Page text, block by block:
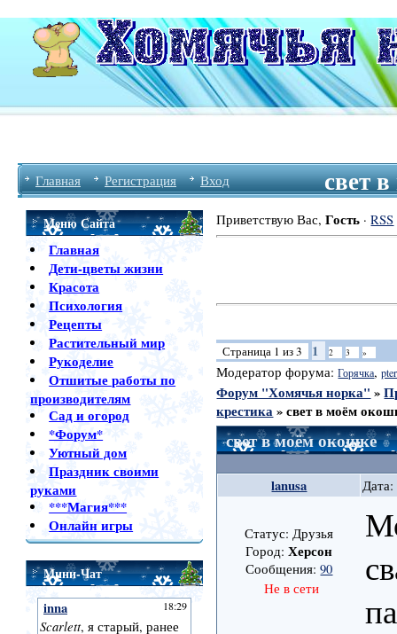
Главная Регистрация Вход свет
Меню Сайта
Главная
Дети-цветы жизни
Красота
Психология
Рецепты
Растительный мир
Рукоделие
Отшитые работы по
производителям
Сад и огород
*Форум*
Уютный дом
Праздник своими
руками
***Магия***
Онлайн игры
Мини-Чат
Приветствую Вас,Гость ·RSS
Страница 1 из3 1 2 3 »
Модератор форума:Горячка,
Форум "Хомячья норка" »
крестика » свет в моём
свет в моём окошке
lanusa
Статус: Друзья
Город:Херсон
Сообщения:90
Не в сети